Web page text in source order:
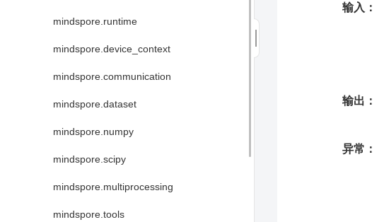
mindspore.runtime
mindspore.device_context
mindspore.communication
mindspore.dataset
mindspore.numpy
mindspore.scipy
mindspore.multiprocessing
mindspore.tools
输入：
输出：
异常：